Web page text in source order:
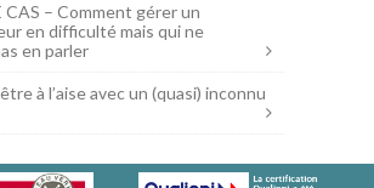
CAS – Comment gérer un
en difficulté mais qui ne
en parler
à l’aise avec un (quasi) inconnu